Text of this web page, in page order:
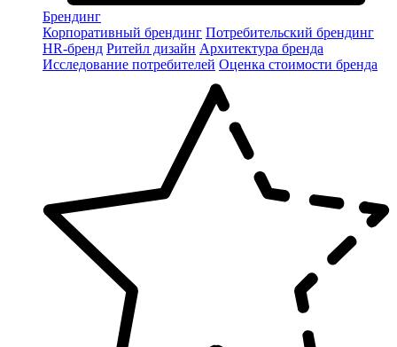
Брендинг
Корпоративный брендинг Потребительский брендинг
НR-бренд Ритейл дизайн Архитектура бренда
Исследование потребителей Оценка стоимости бренда